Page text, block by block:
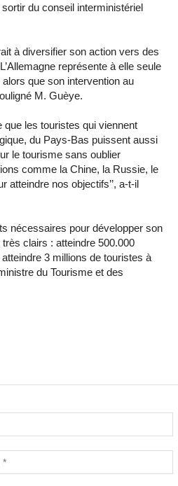
sortir du conseil interministériel
à diversifier son action vers des
représente à elle seule
que son intervention au
M. Guèye.
que les touristes qui viennent
du Pays-Bas puissent aussi
le tourisme sans oublier
comme la Chine, la Russie, le
atteindre nos objectifs’’, a-t-il
nécessaires pour développer son
clairs : atteindre 500.000
3 millions de touristes à
du Tourisme et des